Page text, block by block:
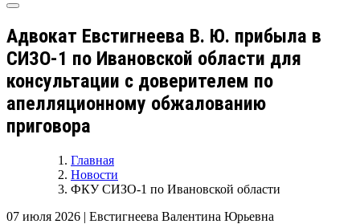
Адвокат Евстигнеева В. Ю. прибыла в
СИЗО-1 по Ивановской области для
консультации с доверителем по
апелляционному обжалованию
приговора
Главная
Новости
ФКУ СИЗО-1 по Ивановской области
07 июля 2026 | Евстигнеева Валентина Юрьевна